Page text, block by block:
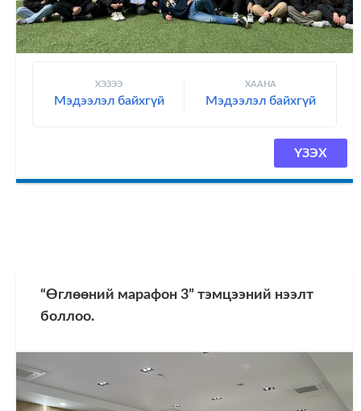
ХЭЗЭЭ
Мэдээлэл байхгүй
ХААНА
Мэдээлэл байхгүй
ҮЗЭХ
“Өглөөний марафон 3” тэмцээний нээлт
боллоо.